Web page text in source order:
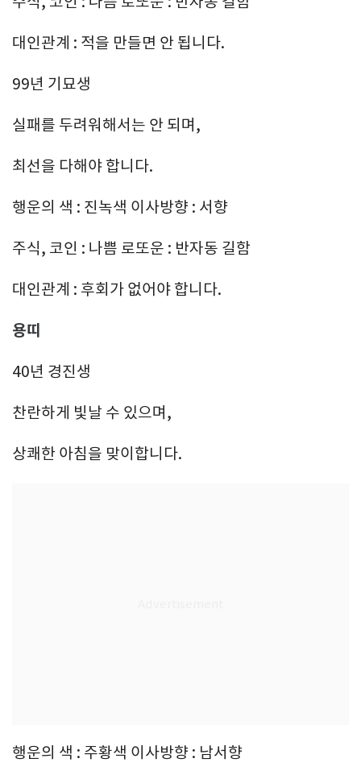
대인관계 : 적을 만들면 안 됩니다.
99년 기묘생
실패를 두려워해서는 안 되며,
최선을 다해야 합니다.
행운의 색 : 진녹색 이사방향 : 서향
주식, 코인 : 나쁨 로또운 : 반자동 길함
대인관계 : 후회가 없어야 합니다.
용띠
40년 경진생
찬란하게 빛날 수 있으며,
상쾌한 아침을 맞이합니다.
행운의 색 : 주황색 이사방향 : 남서향